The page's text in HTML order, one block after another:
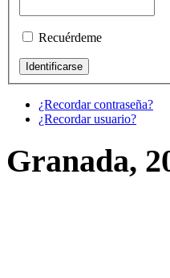
Recuérdeme
¿Recordar contraseña?
¿Recordar usuario?
Granada,